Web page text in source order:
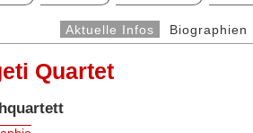
Aktuelle Infos Biographien
Quartet